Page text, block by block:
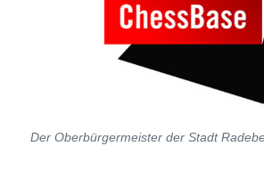
Der Oberbürgermeister der Stadt